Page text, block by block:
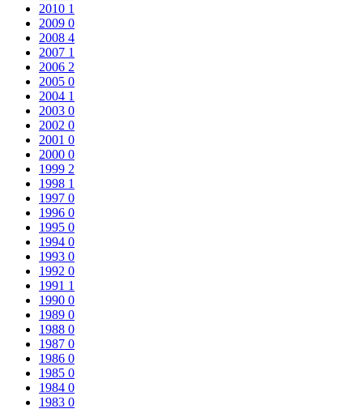
2010 1
2009 0
2008 4
2007 1
2006 2
2005 0
2004 1
2003 0
2002 0
2001 0
2000 0
1999 2
1998 1
1997 0
1996 0
1995 0
1994 0
1993 0
1992 0
1991 1
1990 0
1989 0
1988 0
1987 0
1986 0
1985 0
1984 0
1983 0